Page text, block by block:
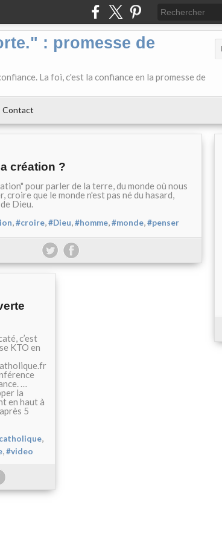
: promesse de
La foi, c'est la confiance en la promesse de
Contact
création ?
pour parler de la terre, du monde où nous
croire que le monde n'est pas né du hasard,
Dieu.
,#croire,#Dieu,#homme,#monde,#penser
c’est
KTO en
…
la
en haut à
5
,
,#video